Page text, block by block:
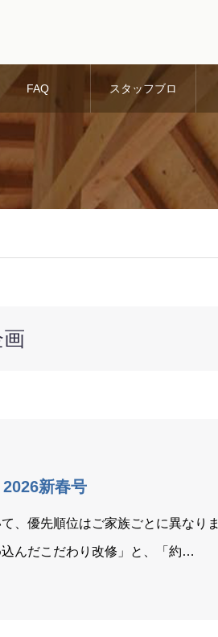
FAQ スタッフブロ
新春号
、優先順位はご家族ごとに異なり
んだこだわり改修」と、「約…